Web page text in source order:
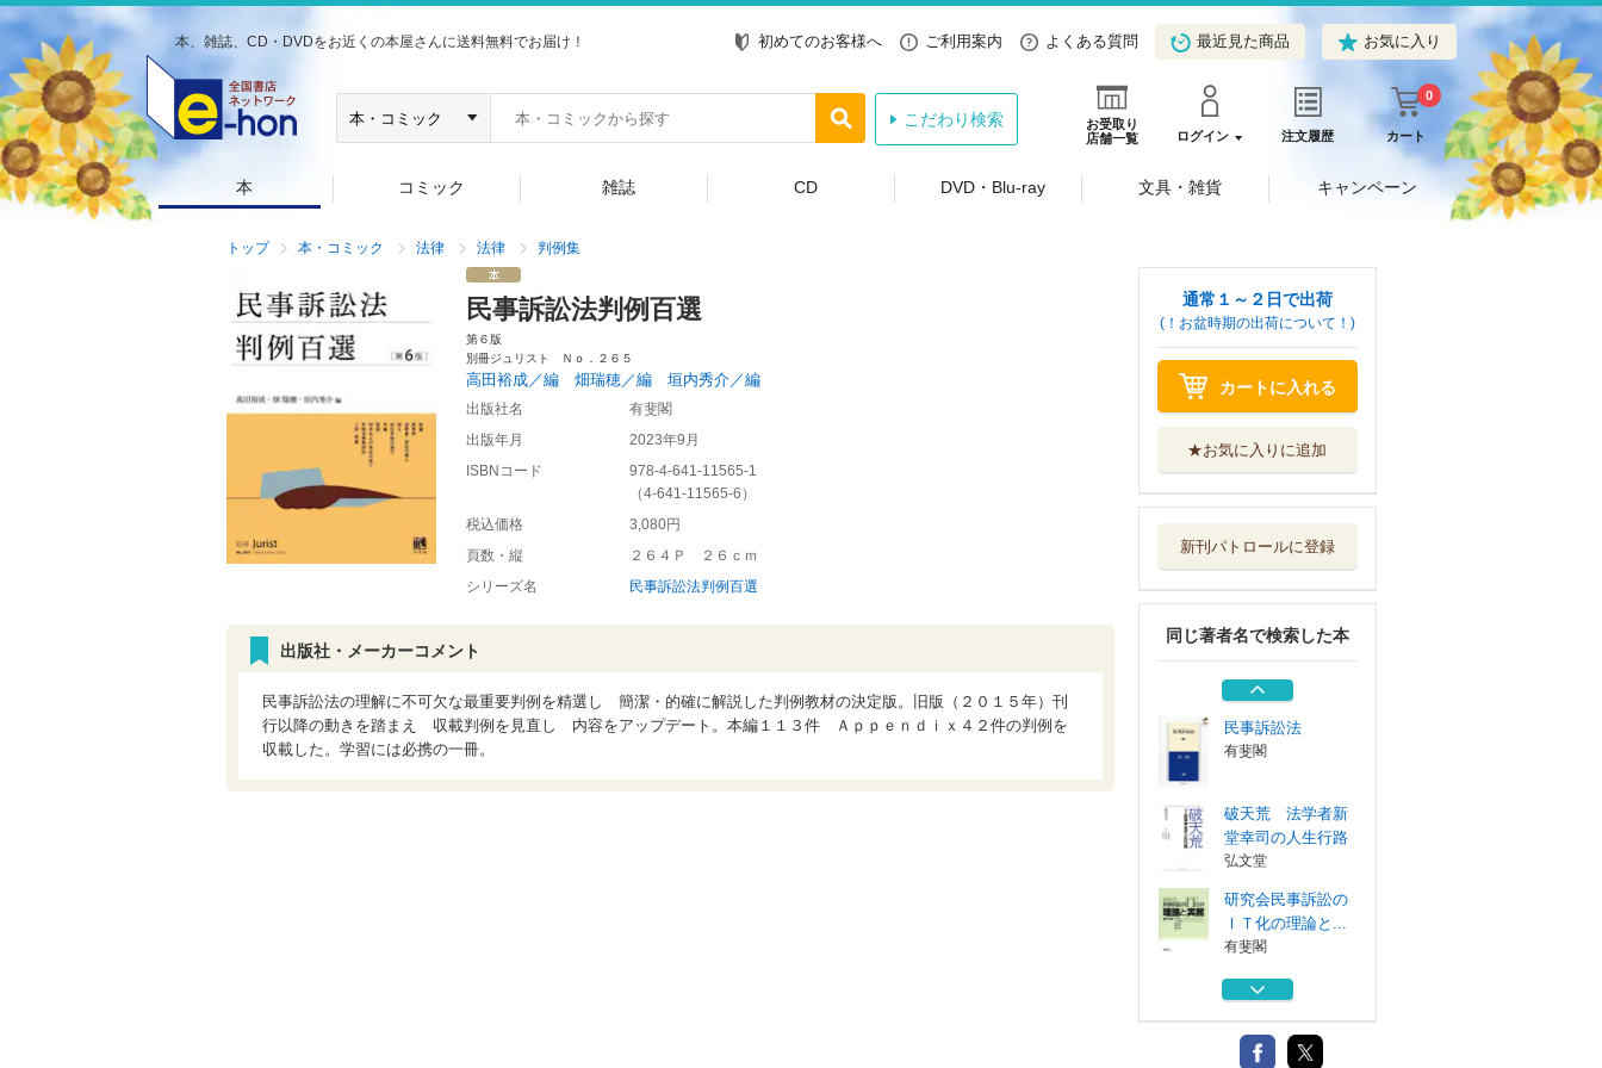
本、雑誌、CD・DVDをお近くの本屋さんに送料無料でお届け！ 初めてのお客様へ ご利用案内 よくある質問 最近見た商品 お気に入り
お受取り
店舗一覧
ログイン 注文履歴 カート
0
こだわり検索
本 コミック 雑誌 CD DVD・Blu-ray 文具・雑貨 キャンペーン
トップ 本・コミック 法律 法律 判例集
民事訴訟法判例百選
第６版
別冊ジュリスト Ｎｏ．２６５
高田裕成／編 畑瑞穂／編 垣内秀介／編
出版社名
有斐閣
出版年月
2023年9月
ISBNコード
978-4-641-11565-1
（4-641-11565-6 ）
税込価格
3,080円
頁数・縦
２６４Ｐ ２６ｃｍ
シリーズ名
民事訴訟法判例百選
出版社・メーカーコメント
民事訴訟法の理解に不可欠な最重要判例を精選し 簡潔・的確に解説した判例教材の決定版。旧版（２０１５年）刊
行以降の動きを踏まえ 収載判例を見直し 内容をアップデート。本編１１３件 Ａｐｐｅｎｄｉｘ４２件の判例を
収載した。学習には必携の一冊。
通常１～２日で出荷
(！お盆時期の出荷について！)
カートに入れる
★お気に入りに追加
新刊パトロールに登録
同じ著者名で検索した本
研究会民事訴訟の
ＩＴ化の理論と...
ＡＤＲを利用した
民事法研究会
手続利用者から見
た民事訴訟の実...
商事法務
民事訴訟法
有斐閣
破天荒 法学者新
堂幸司の人生行路
弘文堂
研究会民事訴訟の
ＩＴ化の理論と...
有斐閣
ＡＤＲを利用した
民事法研究会